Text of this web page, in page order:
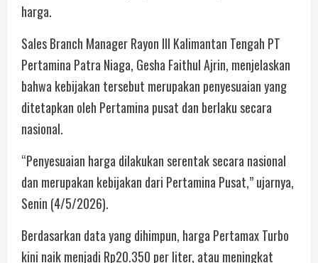
harga.
Sales Branch Manager Rayon III Kalimantan Tengah PT
Pertamina Patra Niaga, Gesha Faithul Ajrin, menjelaskan
bahwa kebijakan tersebut merupakan penyesuaian yang
ditetapkan oleh Pertamina pusat dan berlaku secara
nasional.
“Penyesuaian harga dilakukan serentak secara nasional
dan merupakan kebijakan dari Pertamina Pusat,” ujarnya,
Senin (4/5/2026).
Berdasarkan data yang dihimpun, harga Pertamax Turbo
kini naik menjadi Rp20.350 per liter, atau meningkat